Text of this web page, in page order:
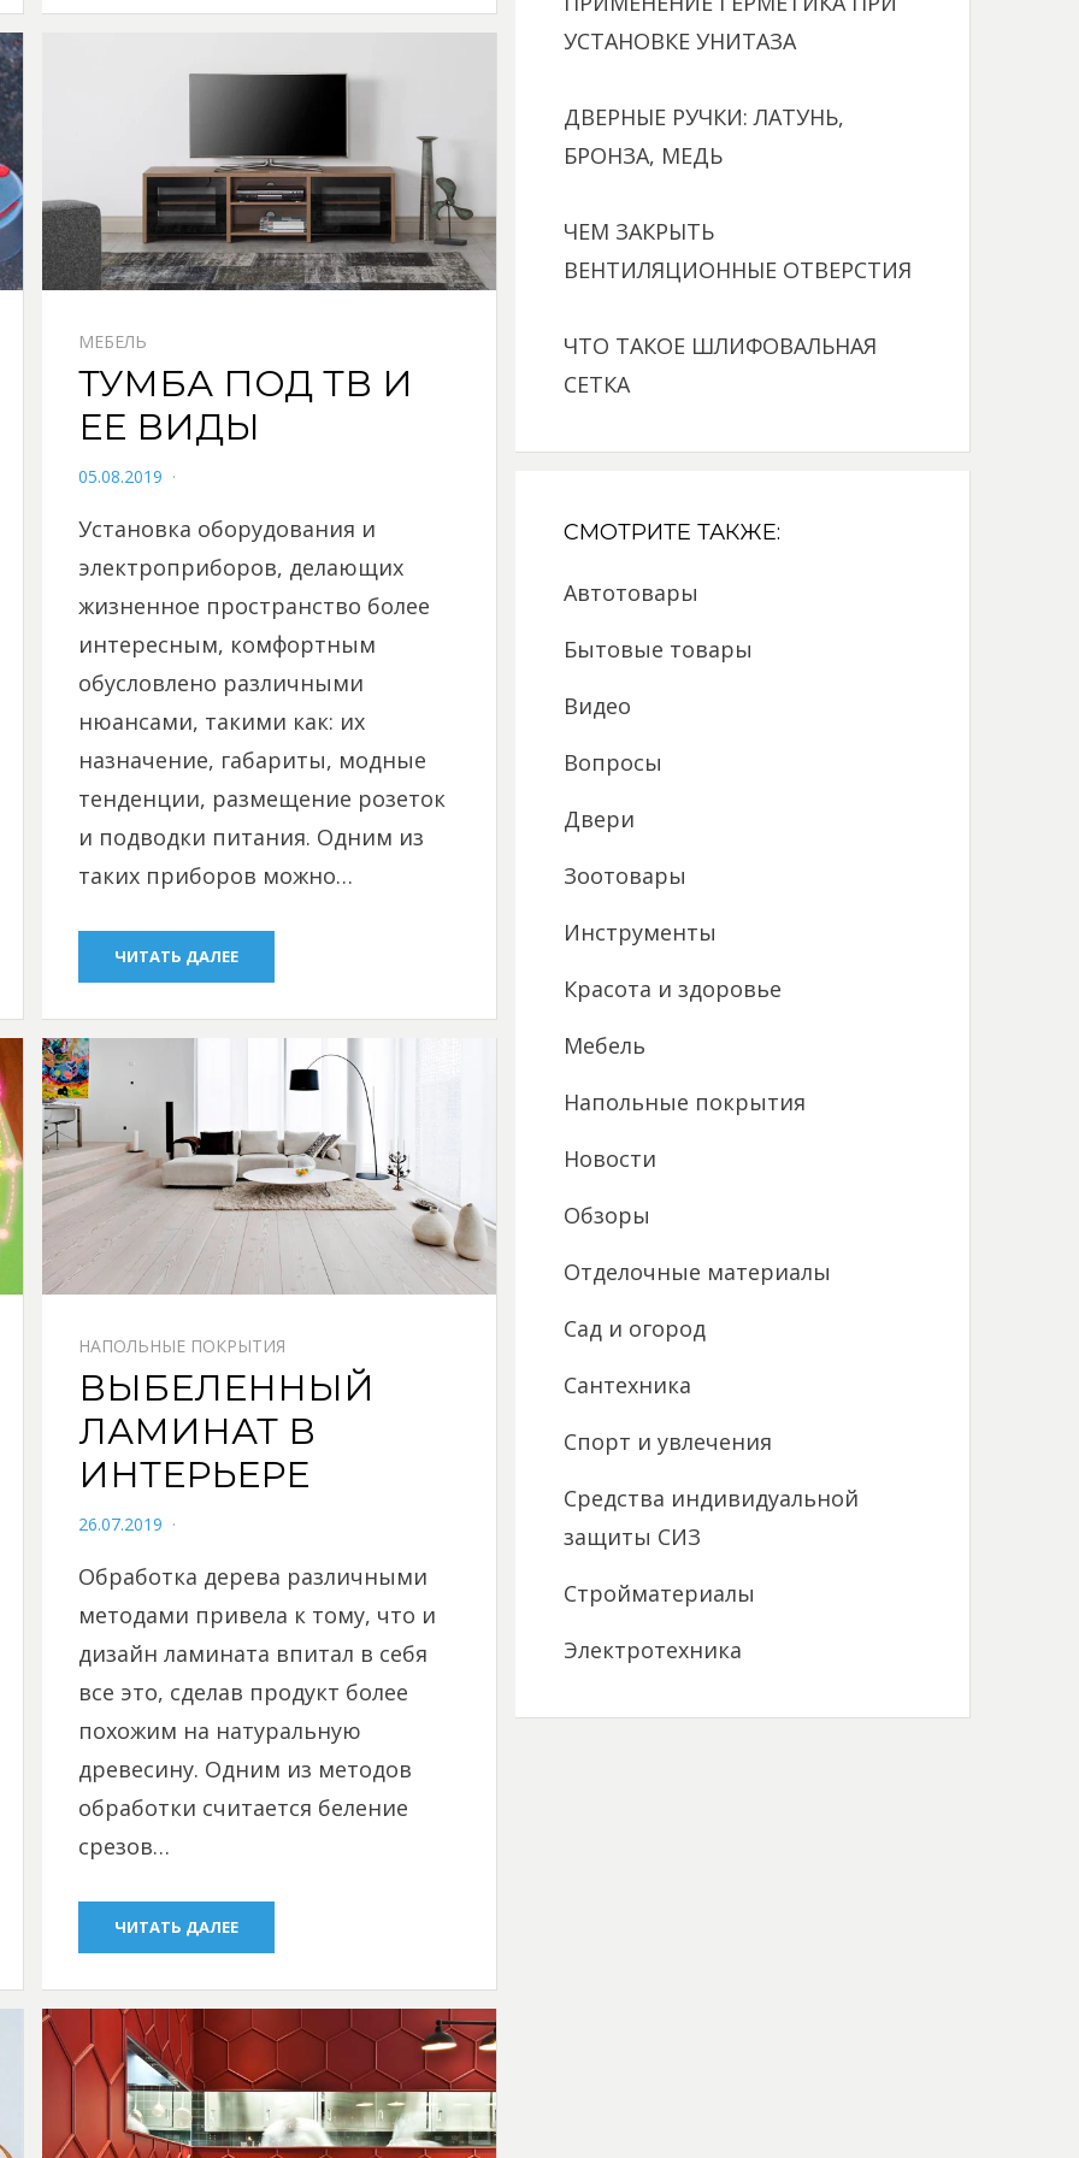
МЕБЕЛЬ
ТУМБА ПОД ТВ И
ЕЕ ВИДЫ
POSTED
05.08.2019
Установка оборудования и
электроприборов, делающих
жизненное пространство более
интересным, комфортным
обусловлено различными
нюансами, такими как: их
назначение, габариты, модные
тенденции, размещение розеток
и подводки питания. Одним из
таких приборов можно…
ЧИТАТЬ ДАЛЕЕ
НАПОЛЬНЫЕ ПОКРЫТИЯ
ВЫБЕЛЕННЫЙ
ЛАМИНАТ В
ИНТЕРЬЕРЕ
POSTED
26.07.2019
Обработка дерева различными
методами привела к тому, что и
дизайн ламината впитал в себя
все это, сделав продукт более
похожим на натуральную
древесину. Одним из методов
обработки считается беление
срезов…
ЧИТАТЬ ДАЛЕЕ
УСТАНОВКЕ УНИТАЗА
ДВЕРНЫЕ РУЧКИ: ЛАТУНЬ,
БРОНЗА, МЕДЬ
ЧЕМ ЗАКРЫТЬ
ВЕНТИЛЯЦИОННЫЕ ОТВЕРСТИЯ
ЧТО ТАКОЕ ШЛИФОВАЛЬНАЯ
СЕТКА
СМОТРИТЕ ТАКЖЕ:
Автотовары
Бытовые товары
Видео
Вопросы
Двери
Зоотовары
Инструменты
Красота и здоровье
Мебель
Напольные покрытия
Новости
Обзоры
Отделочные материалы
Сад и огород
Сантехника
Спорт и увлечения
Средства индивидуальной
защиты СИЗ
Стройматериалы
Электротехника